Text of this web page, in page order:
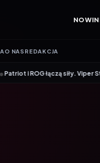
O NAS REDAKCJA
ROG łączą siły. Viper Steel 5